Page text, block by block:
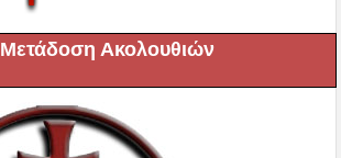
Μετάδοση Ακολουθιών